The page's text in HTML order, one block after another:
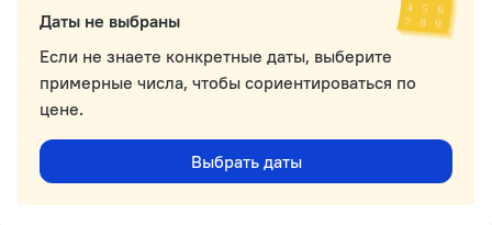
Даты не выбраны
Если не знаете конкретные даты, выберите
примерные числа, чтобы сориентироваться по
цене.
Выбрать даты